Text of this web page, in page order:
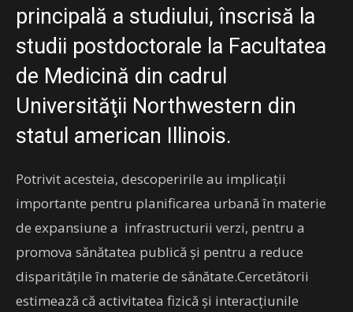
principală a studiului, înscrisă la
studii postdoctorale la Facultatea
de Medicină din cadrul
Universităţii Northwestern din
statul american Illinois.
Potrivit acesteia, descoperirile au implicaţii
importante pentru planificarea urbană în materie
de expansiune a infrastructurii verzi, pentru a
promova sănătatea publică şi pentru a reduce
disparităţile în materie de sănătate.Cercetătorii
estimează că activitatea fizică şi interacţiunile